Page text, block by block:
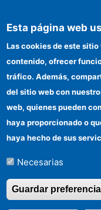
Esta página web
Las cookies de este
contenido, ofrecer
tráfico. Además,
del sitio web con
web, quienes pueden
haya proporcionado o
haya hecho de sus
Necesarias
Guardar